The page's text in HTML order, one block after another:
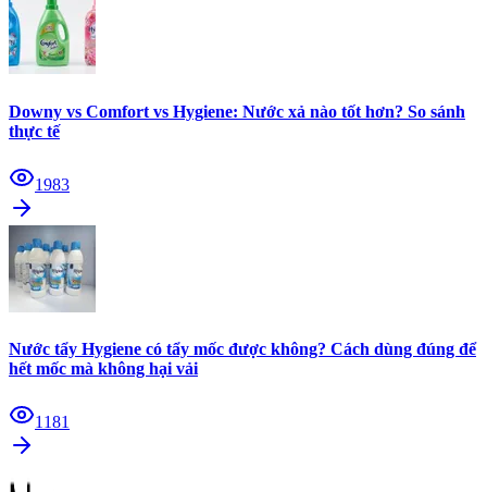
Downy vs Comfort vs Hygiene: Nước xả nào tốt hơn? So sánh
thực tế
1983
Nước tẩy Hygiene có tẩy mốc được không? Cách dùng đúng để
hết mốc mà không hại vải
1181